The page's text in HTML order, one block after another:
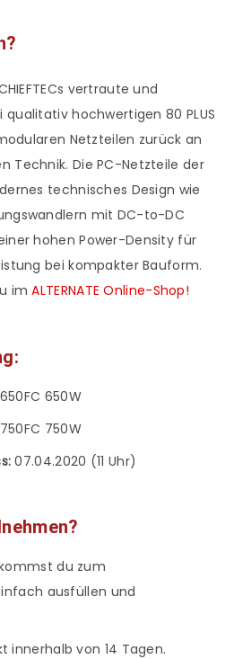
vertraute und
hochwertigen 80 PLUS
Netzteilen zurück an
Technik. Die PC-Netzteile der
technisches Design wie
mit DC-to-DC
hohen Power-Density für
bei kompakter Bauform.
imALTERNATE Online-Shop!
650W
750W
07.04.2020 (11 Uhr)
du zum
ausfüllen und
innerhalb von 14 Tagen.